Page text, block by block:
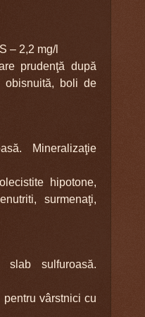
– 2,2 mg/l
prudenţă după
obisnuită, boli de
Mineralizaţie
hipotone,
surmenaţi,
slab sulfuroasă.
vârstnici cu